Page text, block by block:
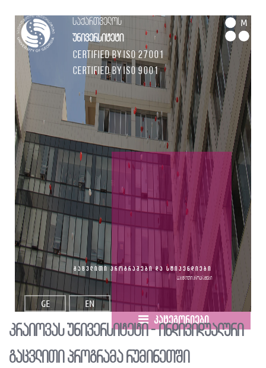
საქართველოს
უნივერსიტეტი
Certified by ISO 27001
Certified by ISO 9001
M
GE EN
გაცვლითი პროგრამები და სტიპენდიები
გაცვლითი პროგრამები
კატეგორიები
კრაიოვას უნივერსიტეტი - ინდივიდუალური
გაცვლითი პროგრამა რუმინეთში